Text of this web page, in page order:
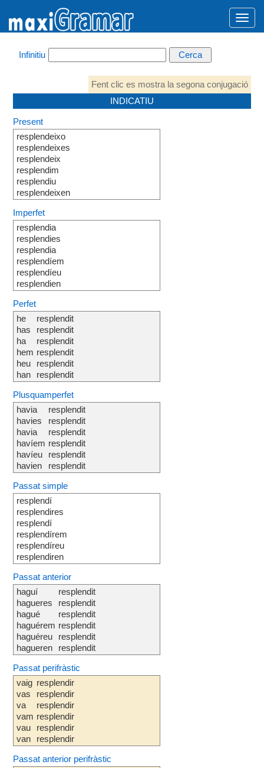
Infinitiu
Fent clic es mostra la segona conjugació
INDICATIU
Present
resplendeixo
resplendeixes
resplendeix
resplendim
resplendiu
resplendeixen
Imperfet
resplendia
resplendies
resplendia
resplendíem
resplendíeu
resplendien
Perfet
he
has
ha
hem
heu
han
resplendit
resplendit
resplendit
resplendit
resplendit
resplendit
Plusquamperfet
havia
havies
havia
havíem
havíeu
havien
resplendit
resplendit
resplendit
resplendit
resplendit
resplendit
Passat simple
resplendí
resplendires
resplendí
resplendírem
resplendíreu
resplendiren
Passat anterior
haguí
hagueres
hagué
haguérem
haguéreu
hagueren
resplendit
resplendit
resplendit
resplendit
resplendit
resplendit
Passat perifràstic
vaig
vas
va
vam
vau
van
resplendir
resplendir
resplendir
resplendir
resplendir
resplendir
Passat anterior perifràstic